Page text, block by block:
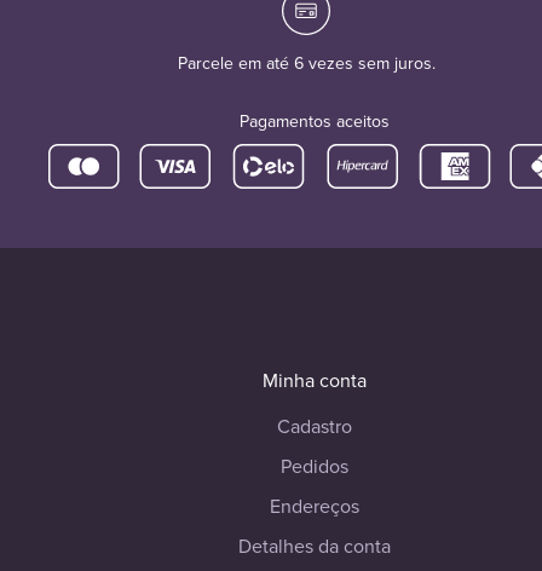
Parcele em até 6 vezes sem juros.
Pagamentos aceitos
Minha conta
Cadastro
Pedidos
Endereços
Detalhes da conta